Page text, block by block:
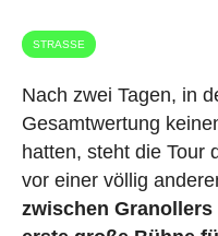
STRASSE
Nach zwei Tagen, in
Gesamtwertung
hatten, steht die Tour
vor einer völlig
zwischen